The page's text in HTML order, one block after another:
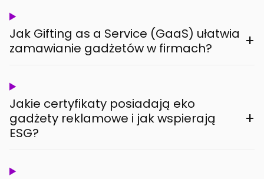
Jak Gifting as a Service (GaaS) ułatwia
zamawianie gadżetów w firmach?
+
Jakie certyfikaty posiadają eko
gadżety reklamowe i jak wspierają
ESG?
+